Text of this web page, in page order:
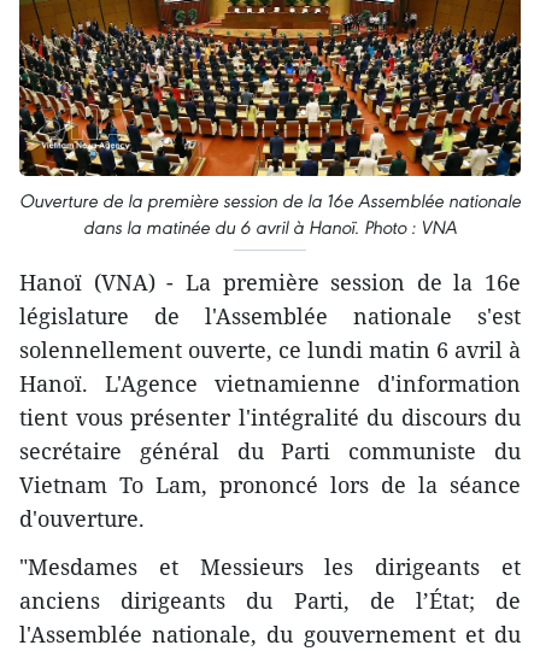
Ouverture de la première session de la 16e Assemblée nationale
dans la matinée du 6 avril à Hanoï. Photo : VNA
Hanoï (VNA) - La première session de la 16e
législature de l'Assemblée nationale s'est
solennellement ouverte, ce lundi matin 6 avril à
Hanoï. L'Agence vietnamienne d'information
tient vous présenter l'intégralité du discours du
secrétaire général du Parti communiste du
Vietnam To Lam, prononcé lors de la séance
d'ouverture.
"Mesdames et Messieurs les dirigeants et
anciens dirigeants du Parti, de l’État; de
l'Assemblée nationale, du gouvernement et du